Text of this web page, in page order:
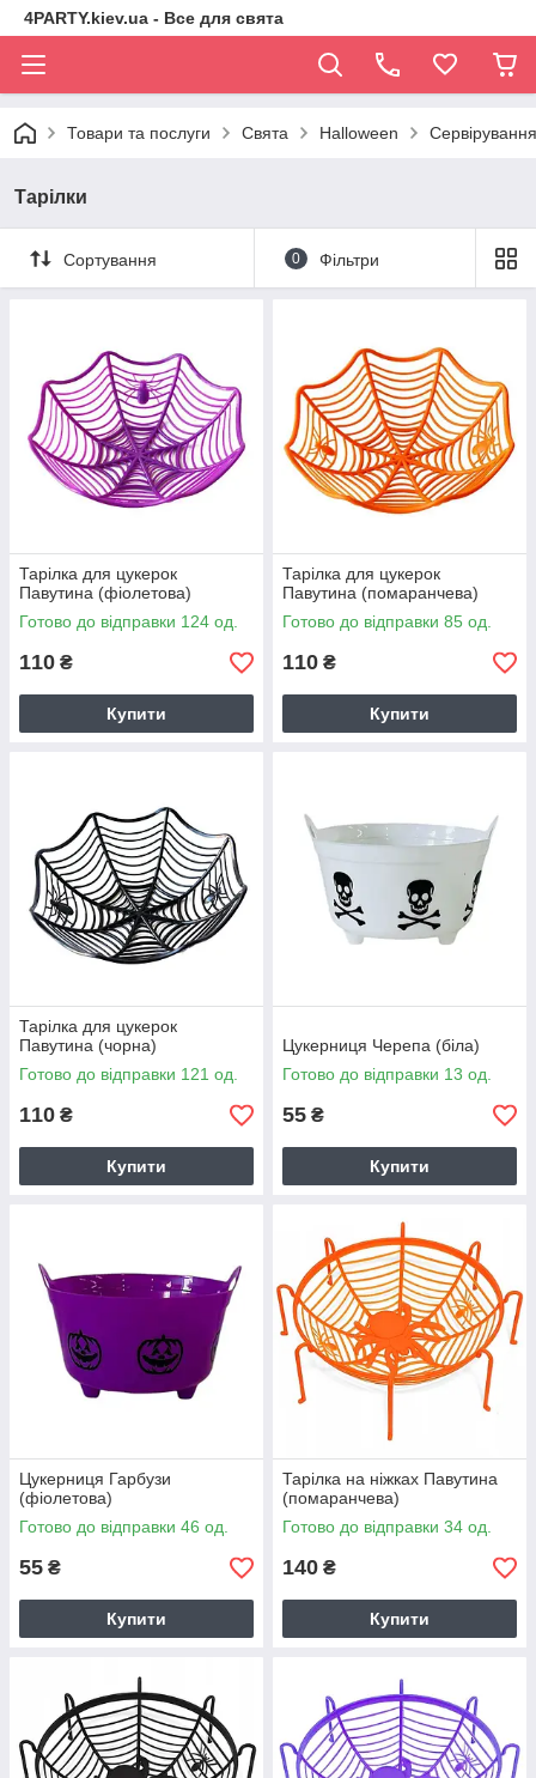
4PARTY.kiev.ua - Все для свята
Товари та послуги Свята Halloween
Тарілки
Сортування 0 Фільтри
Тарілка для цукерок
Павутина (фіолетова)
Готово до відправки 124 од.
110 ₴
Купити
Тарілка для цукерок
Павутина (помаранчева)
Готово до відправки 85 од.
110 ₴
Купити
Тарілка для цукерок
Павутина (чорна)
Готово до відправки 121 од.
110 ₴
Купити
Цукерниця Черепа (біла)
Готово до відправки 13 од.
55 ₴
Купити
Цукерниця Гарбузи
(фіолетова)
Готово до відправки 46 од.
55 ₴
Купити
Тарілка на ніжках Павутина
(помаранчева)
Готово до відправки 34 од.
140 ₴
Купити